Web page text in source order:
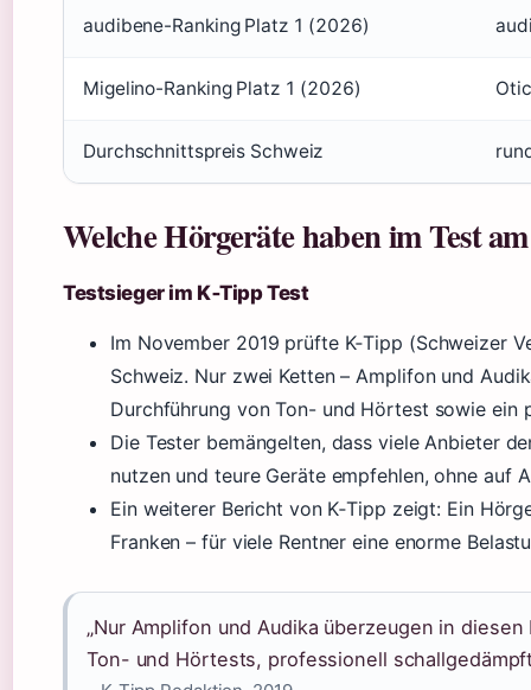
audibene-Ranking Platz 1 (2026)
Migelino-Ranking Platz 1 (2026)
Durchschnittspreis Schweiz
Welche Hörgeräte haben im Test
Testsieger im K‑Tipp Test
Im November 2019 prüfte K‑Tipp (Schweizer
Schweiz. Nur zwei Ketten – Amplifon und
Durchführung von Ton- und Hörtest sowie ein
Die Tester bemängelten, dass viele Anbieter
nutzen und teure Geräte empfehlen, ohne auf
Ein weiterer Bericht von K‑Tipp zeigt: Ein
Franken – für viele Rentner eine enorme
„Nur Amplifon und Audika überzeugen in
Ton- und Hörtests, professionell